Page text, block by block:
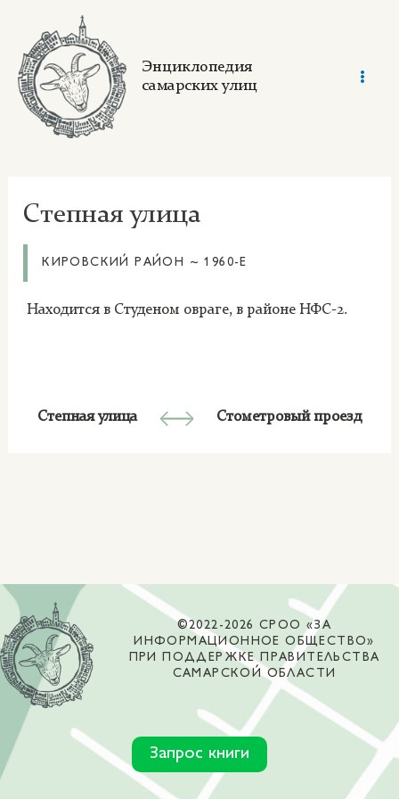
content
Энциклопедия
самарских улиц
Степная улица
КИРОВСКИЙ РАЙОН ~ 1960-Е
Находится в Студеном овраге, в районе НФС-2.
Степная улица Стометровый проезд
©2022-2026 СРОО «ЗА
ИНФОРМАЦИОННОЕ ОБЩЕСТВО»
ПРИ ПОДДЕРЖКЕ ПРАВИТЕЛЬСТВА
САМАРСКОЙ ОБЛАСТИ
Запрос книги